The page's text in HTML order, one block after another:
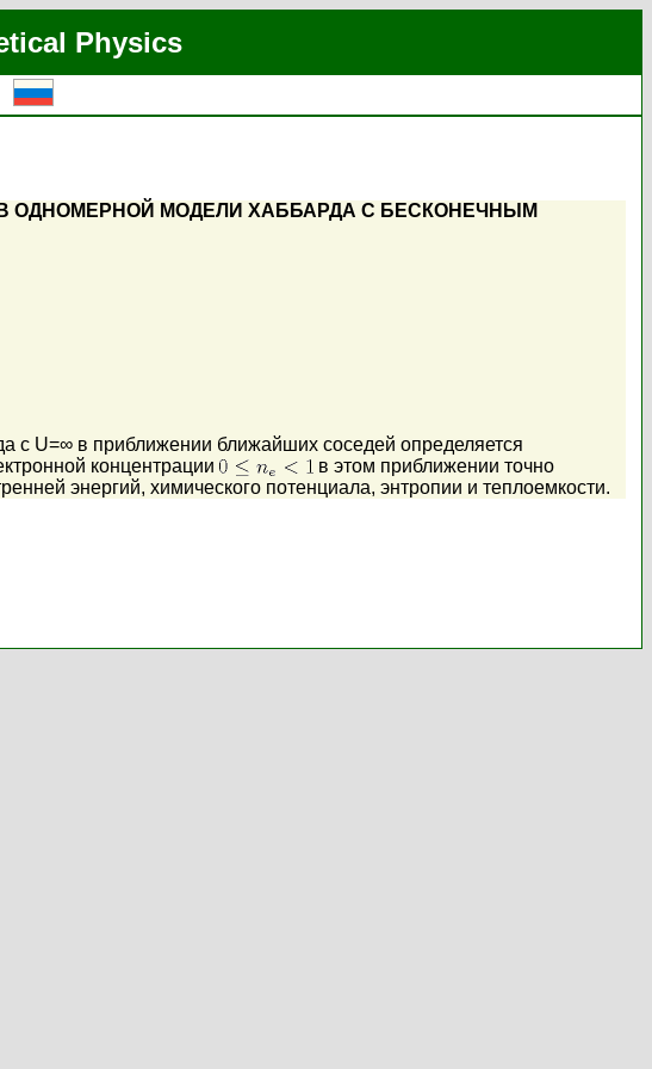
Physics
ОДНОМЕРНОЙ МОДЕЛИ ХАББАРДА С БЕСКОНЕЧНЫМ
с U=∞ в приближении ближайших соседей определяется
концентрации
в этом приближении точно
энергий, химического потенциала, энтропии и теплоемкости.